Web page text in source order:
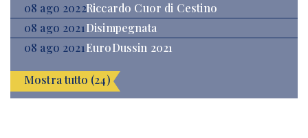
08 ago 2022Riccardo Cuor di Cestino
08 ago 2021Disimpegnata
08 ago 2021EuroDussin 2021
Mostra tutto (24)